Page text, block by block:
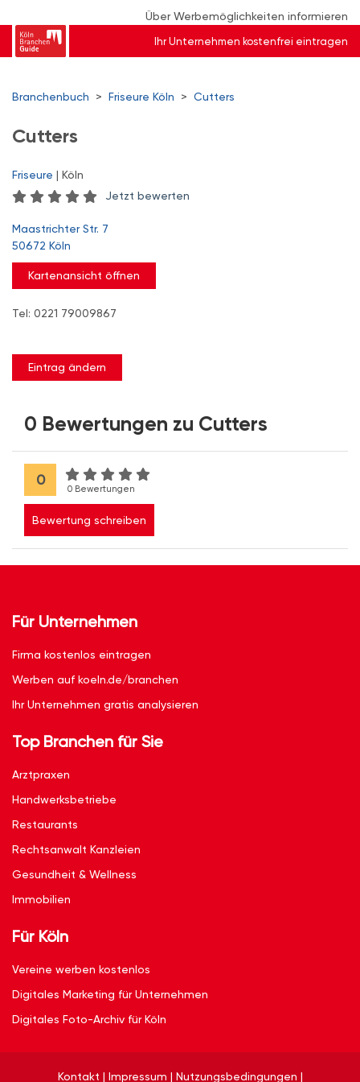
Über Werbemöglichkeiten informieren
Ihr Unternehmen kostenfrei eintragen
Branchenbuch > Friseure Köln > Cutters
Cutters
Friseure | Köln
Jetzt bewerten
Maastrichter Str. 7
50672 Köln
Kartenansicht öffnen
Tel: 0221 79009867
Eintrag ändern
0 Bewertungen zu Cutters
0
0 Bewertungen
Bewertung schreiben
Für Unternehmen
Firma kostenlos eintragen
Werben auf koeln.de/branchen
Ihr Unternehmen gratis analysieren
Top Branchen für Sie
Arztpraxen
Handwerksbetriebe
Restaurants
Rechtsanwalt Kanzleien
Gesundheit & Wellness
Immobilien
Für Köln
Vereine werben kostenlos
Digitales Marketing für Unternehmen
Digitales Foto-Archiv für Köln
Kontakt | Impressum | Nutzungsbedingungen |